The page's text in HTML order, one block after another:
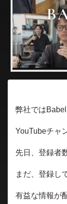
弊社では
YouTubeチャ
先日、登録者
まだ、登録し
有益な情報が